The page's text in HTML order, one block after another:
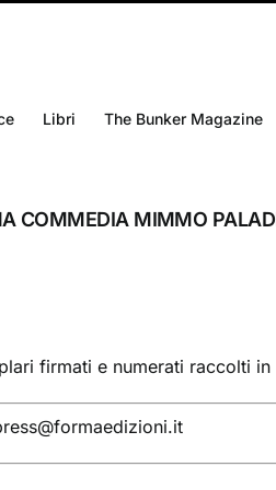
Libri The Bunker Magazine
COMMEDIA MIMMO
firmati e numerati raccolti